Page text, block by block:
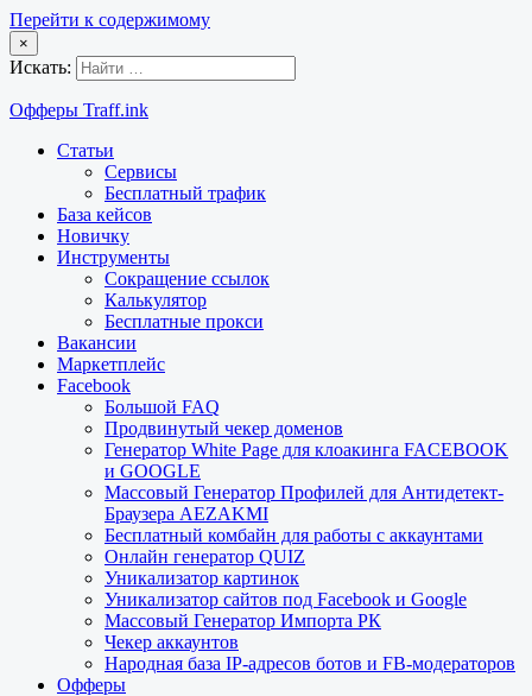
Перейти к содержимому
×
Искать:
Офферы Traff.ink
Статьи
Сервисы
Бесплатный трафик
База кейсов
Новичку
Инструменты
Сокращение ссылок
Калькулятор
Бесплатные прокси
Вакансии
Маркетплейс
Facebook
Большой FAQ
Продвинутый чекер доменов
Генератор White Page для клоакинга FACEBOOK
и GOOGLE
Массовый Генератор Профилей для Антидетект-
Браузера AEZAKMI
Бесплатный комбайн для работы с аккаунтами
Онлайн генератор QUIZ
Уникализатор картинок
Уникализатор сайтов под Facebook и Google
Массовый Генератор Импорта РК
Чекер аккаунтов
Народная база IP-адресов ботов и FB-модераторов
Офферы